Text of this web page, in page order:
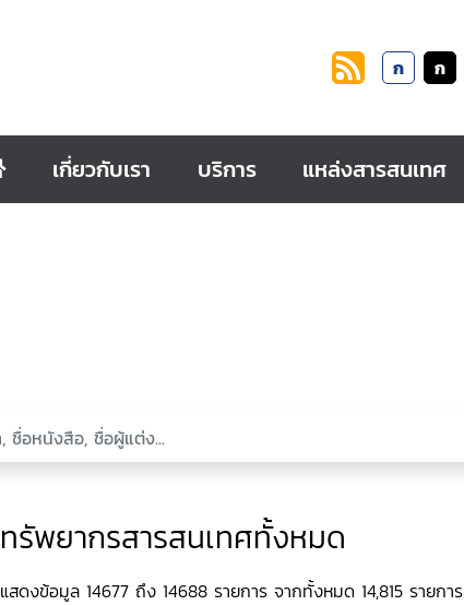
ก ก
เกี่ยวกับเรา บริการ แหล่งสารสนเทศ
ทรัพยากรสารสนเทศทั้งหมด
แสดงข้อมูล 14677 ถึง 14688 รายการ จากทั้งหมด 14,815 รายการ